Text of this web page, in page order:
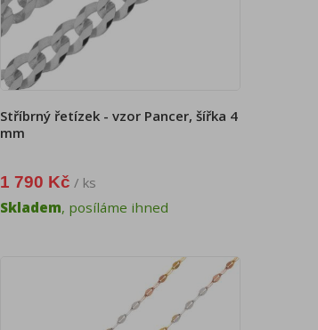
Stříbrný řetízek - vzor Pancer, šířka 4
mm
1 790 Kč / ks
Skladem, posíláme ihned